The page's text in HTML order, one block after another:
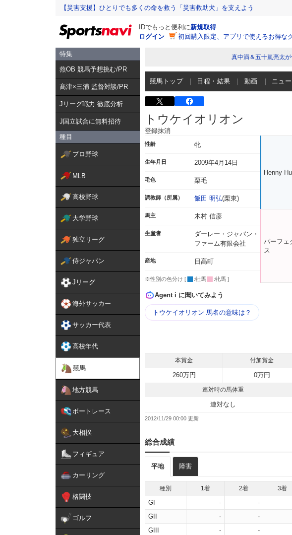
【災害支援】ひとりでも多くの命を救う「災害救助犬」を支えよう
IDでもっと便利に新規取得
ログイン
初回購入限定、アプリで使えるお得な
特集
燕OB 競馬予想挑む/PR
髙津×三浦 監督対談/PR
Jリーグ戦力 徹底分析
J国立試合に無料招待
種目
プロ野球
MLB
高校野球
大学野球
独立リーグ
侍ジャパン
Jリーグ
海外サッカー
サッカー代表
高校年代
競馬
地方競馬
ボートレース
大相撲
フィギュア
カーリング
格闘技
ゴルフ
真中満＆五十嵐亮太が
競馬トップ 日程・結果 動画 ニュ
トウケイオリオン
登録抹消
性齢 牝
生年月日 2009年4月14日
毛色 栗毛
調教師（所属） 飯田 明弘(栗東)
馬主 木村 信彦
生産者
ダーレー・ジャパン・
ファーム有限会社
産地 日高町
※性別の色分け [ :牡馬 :牝馬 ]
Henny
パーフェ
ス
Agent i に聞いてみよう
トウケイオリオン 馬名の意味は？
本賞金 付加賞金
260万円 0万円
連対時の馬体重
連対なし
2012/11/29 00:00
総合成績
平地 障害
種別 1着 2着 3着
GI - -
GII
- -
GIII
- -